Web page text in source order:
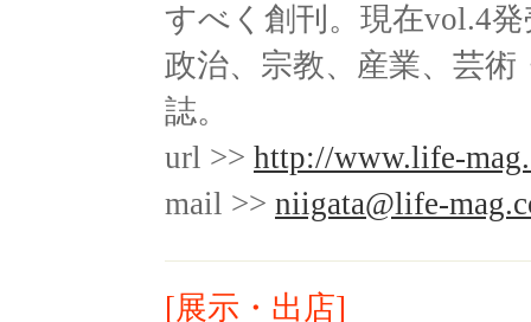
すべく創刊。現在vol.4
政治、宗教、産業、芸
誌。
url >> http://www.life-
mail >> niigata@life-
[展示・出店]